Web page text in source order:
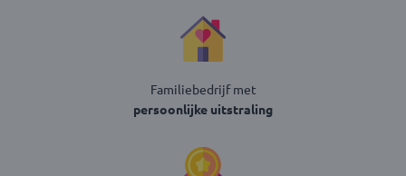
Familiebedrijf met
persoonlijke uitstraling